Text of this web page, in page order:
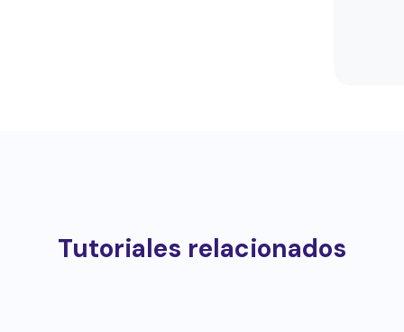
Tutoriales relacionados